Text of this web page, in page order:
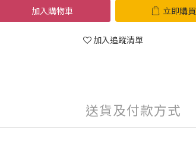
加入購物車 立即購買
加入追蹤清單
送貨及付款方式